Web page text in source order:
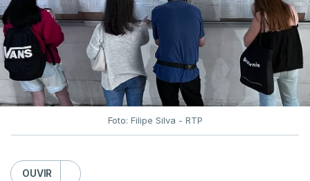
Foto: Filipe Silva - RTP
OUVIR